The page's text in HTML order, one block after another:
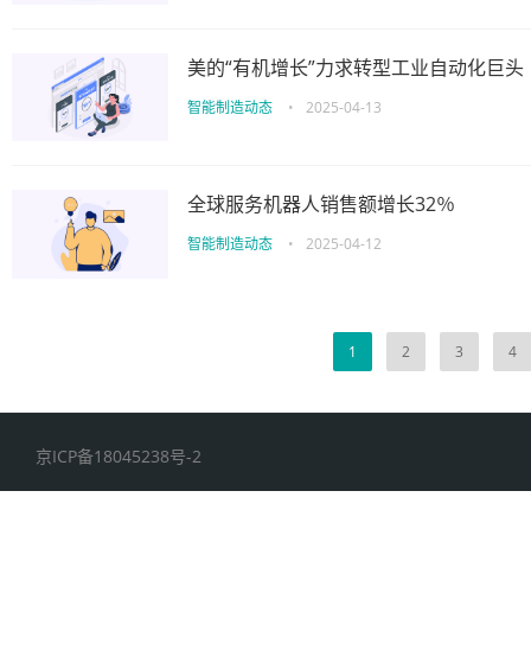
美的“有机增长”力求转型工业自动化巨头
智能制造动态 • 2025-04-13
全球服务机器人销售额增长32％
智能制造动态 • 2025-04-12
1 2 3 4
京ICP备18045238号-2